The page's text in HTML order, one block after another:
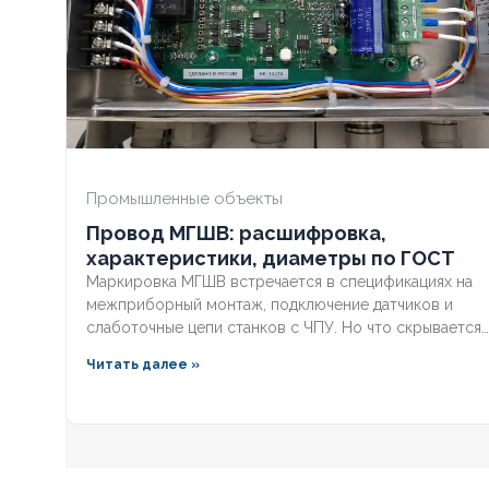
ОГНЕСТОЙКИЙ Нет
НАЛИЧИЕ ЭКРАНА Да
БРОНИРОВАННЫЙ
КОЛИЧЕСТВО ЖИЛ 6
НАЛИЧИЕ
Промышленные объекты
Провод МГШВ: расшифровка,
характеристики, диаметры по ГОСТ
Маркировка МГШВ встречается в спецификациях на
межприборный монтаж, подключение датчиков и
слаботочные цепи станков с ЧПУ. Но что скрывается
подобрать провод под конкретную задачу? Разберём
Читать далее »